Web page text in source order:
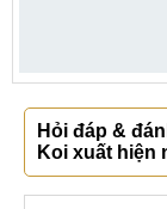
Hỏi đáp &
Koi xuất hiện